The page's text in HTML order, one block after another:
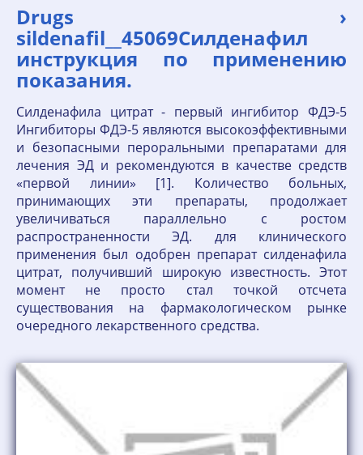
Drugs ›
sildenafil__45069Силденафил
инструкция по применению
показания.
Силденафила цитрат - первый ингибитор ФДЭ-5
Ингибиторы ФДЭ-5 являются высокоэффективными
и безопасными пероральными препаратами для
лечения ЭД и рекомендуются в качестве средств
«первой линии» [1]. Количество больных,
принимающих эти препараты, продолжает
увеличиваться параллельно с ростом
распространенности ЭД. для клинического
применения был одобрен препарат силденафила
цитрат, получивший широкую известность. Этот
момент не просто стал точкой отсчета
существования на фармакологическом рынке
очередного лекарственного средства.